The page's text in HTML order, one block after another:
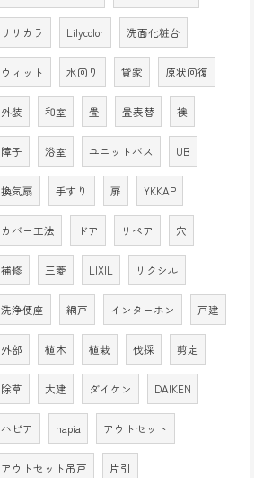
リリカラ Lilycolor 洗面化粧台
ウィット 水回り 貸家 原状回復
外装 和室 畳 畳表替 襖
障子 浴室 ユニットバス UB
換気扇 手すり 扉 YKKAP
カバー工法 ドア リペア 穴
補修 三菱 LIXIL リクシル
洗浄便座 網戸 インターホン 戸建
外部 植木 植栽 伐採 剪定
除草 大建 ダイケン DAIKEN
ハピア hapia アウトセット
アウトセット吊戸 片引